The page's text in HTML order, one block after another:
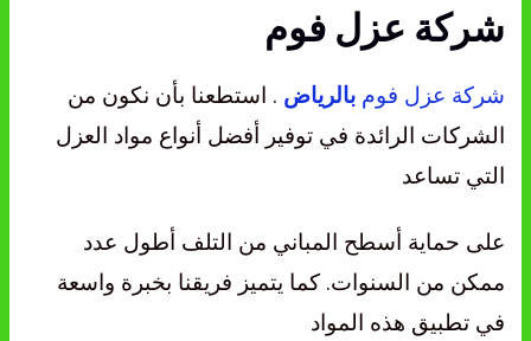
شركة عزل فوم
شركة عزل فوم بالرياض . استطعنا بأن نكون من
الشركات الرائدة في توفير أفضل أنواع مواد العزل
التي تساعد
على حماية أسطح المباني من التلف أطول عدد
ممكن من السنوات. كما يتميز فريقنا بخبرة واسعة
في تطبيق هذه المواد